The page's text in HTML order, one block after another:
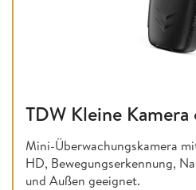
TDW Kleine
Mini-Überwachungskamera
HD, Bewegungserkennung,
und Außen geeignet.